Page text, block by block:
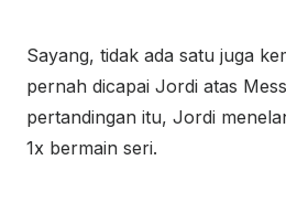
Sayang, tidak ada satu juga
pernah dicapai Jordi atas
pertandingan itu, Jordi
1x bermain seri.